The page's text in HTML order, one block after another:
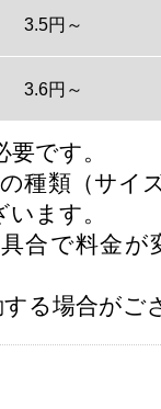
3.5円～
3.6円～
です。
種類（サイ
ます。
合で料金が
る場合がご